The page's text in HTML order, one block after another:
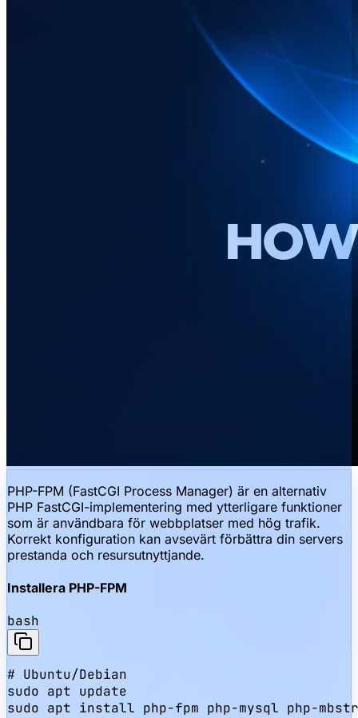
PHP-FPM (FastCGI Process Manager) är en alternativ
PHP FastCGI-implementering med ytterligare funktioner
som är användbara för webbplatser med hög trafik.
Korrekt konfiguration kan avsevärt förbättra din servers
prestanda och resursutnyttjande.
Installera PHP-FPM
bash
# Ubuntu/Debian
sudo apt update
sudo apt install php-fpm php-mysql php-